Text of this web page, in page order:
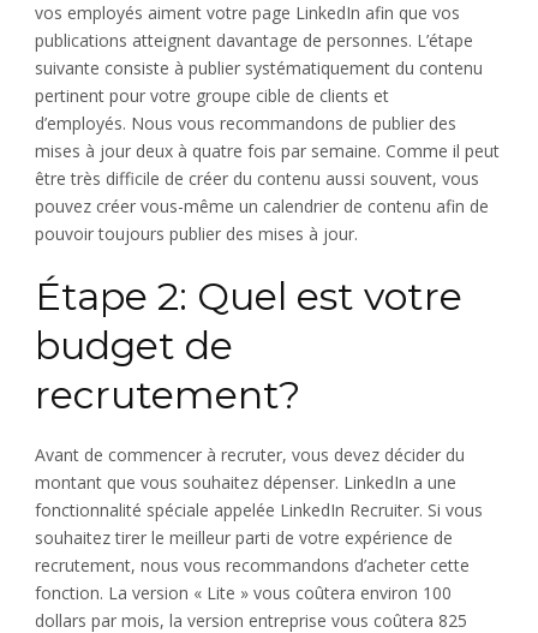
vos employés aiment votre page LinkedIn afin que vos
publications atteignent davantage de personnes. L’étape
suivante consiste à publier systématiquement du contenu
pertinent pour votre groupe cible de clients et
d’employés. Nous vous recommandons de publier des
mises à jour deux à quatre fois par semaine. Comme il peut
être très difficile de créer du contenu aussi souvent, vous
pouvez créer vous-même un calendrier de contenu afin de
pouvoir toujours publier des mises à jour.
Étape 2: Quel est votre
budget de
recrutement?
Avant de commencer à recruter, vous devez décider du
montant que vous souhaitez dépenser. LinkedIn a une
fonctionnalité spéciale appelée LinkedIn Recruiter. Si vous
souhaitez tirer le meilleur parti de votre expérience de
recrutement, nous vous recommandons d’acheter cette
fonction. La version « Lite » vous coûtera environ 100
dollars par mois, la version entreprise vous coûtera 825